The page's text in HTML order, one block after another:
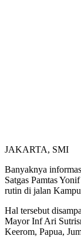
JAKARTA, SMI
Banyaknya
Satgas Pamtas
rutin di jalan
Hal tersebut
Mayor Inf Ari
Keerom, Papua,